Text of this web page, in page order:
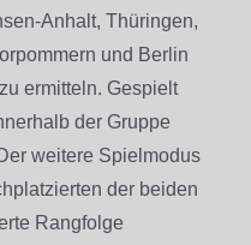
Anhalt, Thüringen,
und Berlin
ermitteln. Gespielt
der Gruppe
weitere Spielmodus
der beiden
Rangfolge